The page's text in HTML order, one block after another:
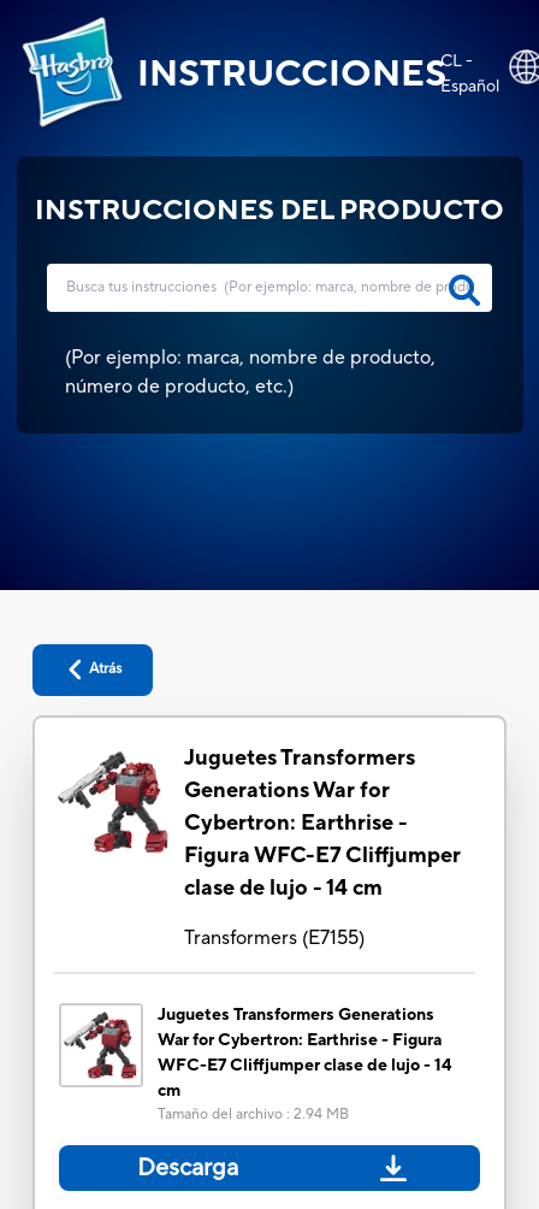
INSTRUCCIONESCL -
Español
INSTRUCCIONES DEL PRODUCTO
(Por ejemplo: marca, nombre de producto,
número de producto, etc.)
Atrás
Juguetes Transformers
Generations War for
Cybertron: Earthrise -
Figura WFC-E7 Cliffjumper
clase de lujo - 14 cm
Transformers(E7155)
Juguetes Transformers Generations
War for Cybertron: Earthrise - Figura
WFC-E7 Cliffjumper clase de lujo - 14
cm
Tamaño del archivo: 2.94 MB
Descarga